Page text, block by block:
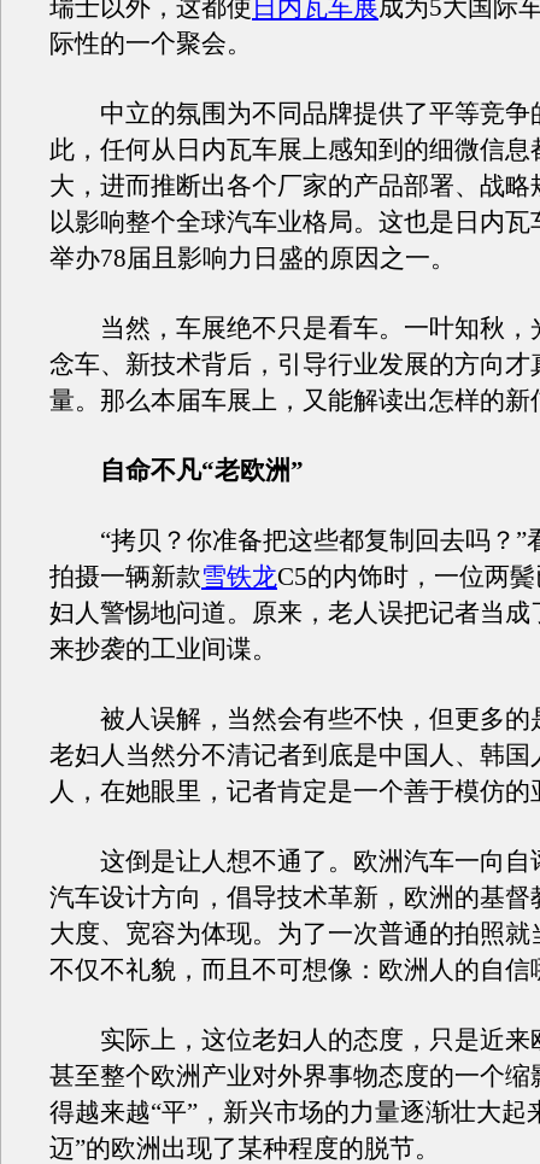
瑞士以外，这都使 日内瓦车展成为5大国际
际性的一个聚会。
中立的氛围为不同品牌提供了平等竞争
此，任何从日内瓦车展上感知到的细微信息
大，进而推断出各个厂家的产品部署、战略
以影响整个全球汽车业格局。这也是日内瓦
举办78届且影响力日盛的原因之一。
当然，车展绝不只是看车。一叶知秋，
念车、新技术背后，引导行业发展的方向才
量。那么本届车展上，又能解读出怎样的新
自命不凡“老欧洲”
“拷贝？你准备把这些都复制回去吗？”
拍摄一辆新款雪铁龙C5的内饰时，一位两
妇人警惕地问道。原来，老人误把记者当成
来抄袭的工业间谍。
被人误解，当然会有些不快，但更多的
老妇人当然分不清记者到底是中国人、韩国
人，在她眼里，记者肯定是一个善于模仿的
这倒是让人想不通了。欧洲汽车一向自
汽车设计方向，倡导技术革新，欧洲的基督
大度、宽容为体现。为了一次普通的拍照就
不仅不礼貌，而且不可想像：欧洲人的自信
实际上，这位老妇人的态度，只是近来
甚至整个欧洲产业对外界事物态度的一个缩
得越来越“平”，新兴市场的力量逐渐壮大起
迈”的欧洲出现了某种程度的脱节。